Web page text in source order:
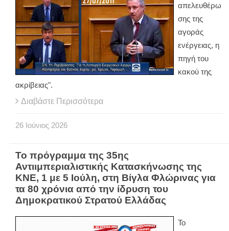
απελευθέρω
σης της
αγοράς
ενέργειας, η
πηγή του
κακού της
ακρίβειας".
Διαβάστε Περισσότερα
26 Ιούνιος 2026
Το πρόγραμμα της 35ης
Αντιιμπεριαλιστικής Κατασκήνωσης της
ΚΝΕ, 1 με 5 Ιούλη, στη Βίγλα Φλώρινας για
τα 80 χρόνια από την ίδρυση του
Δημοκρατικού Στρατού Ελλάδας
Το